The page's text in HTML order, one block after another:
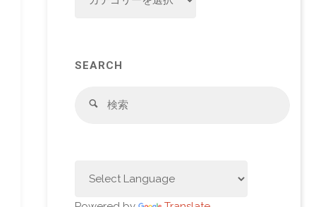
SEARCH
検